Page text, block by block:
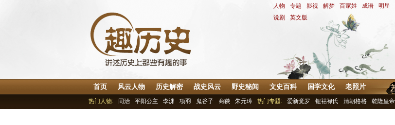
人物 专题 影视 解梦 百家姓 成语 明星
说剧
英文版
首页 风云人物 历史解密 战史风云 野史秘闻 文史百科 国学文化 老照片
热门人物:
同治 平阳公主 李渊 项羽 鬼谷子 商鞅 朱元璋 热门专题: 爱新觉罗 钮祜禄氏 清朝格格 乾隆皇帝